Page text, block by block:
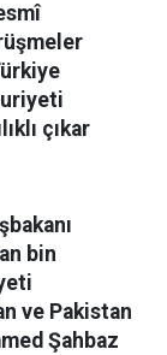
çıkar
bin
ve Pakistan
Şahbaz